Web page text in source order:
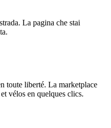
La pagina che stai
toute liberté. La marketplace
vélos en quelques clics.